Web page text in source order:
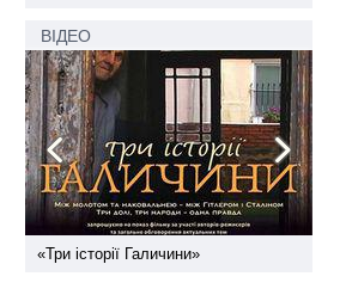
ВІДЕО
«Три історії Галичини»